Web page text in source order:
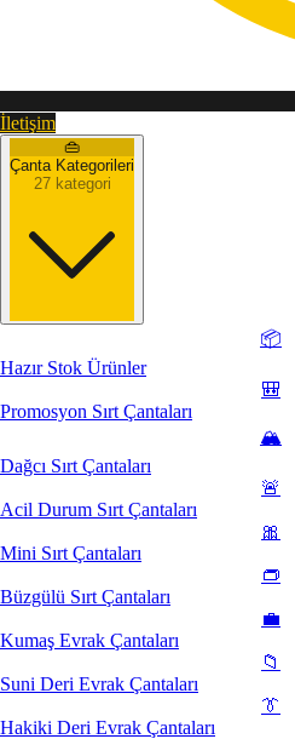
İletişim
👜
Çanta Kategorileri
27 kategori
📦
Hazır Stok Ürünler
🎒
Promosyon Sırt Çantaları
🏔️
Dağcı Sırt Çantaları
🚨
Acil Durum Sırt Çantaları
🎀
Mini Sırt Çantaları
👝
Büzgülü Sırt Çantaları
💼
Kumaş Evrak Çantaları
📁
Suni Deri Evrak Çantaları
👔
Hakiki Deri Evrak Çantaları